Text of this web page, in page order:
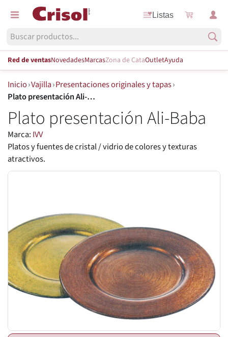
Listas
Red de ventasNovedadesMarcasZona de CataOutletAyuda
Inicio›Vajilla›Presentaciones originales y tapas›
Plato presentación Ali-Baba
Plato presentación Ali-Baba
Marca: IVV
Platos y fuentes de cristal / vidrio de colores y texturas
atractivos.